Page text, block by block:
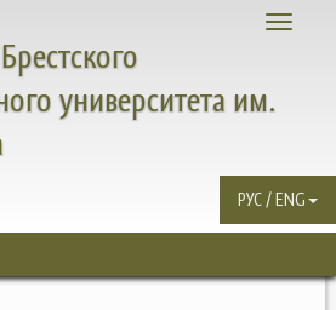
Toggle
университета им.
РУС / ENG